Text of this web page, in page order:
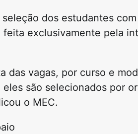
dos estudantes
feita exclusivamente pela
das vagas, por curso e
são selecionados por
o MEC.